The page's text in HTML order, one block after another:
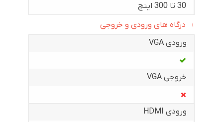
30 تا 300 اینچ
درگاه های ورودی و خروجی
ورودی VGA
خروجی VGA
ورودی HDMI